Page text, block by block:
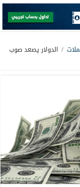
/ الدولار يصعد صوب